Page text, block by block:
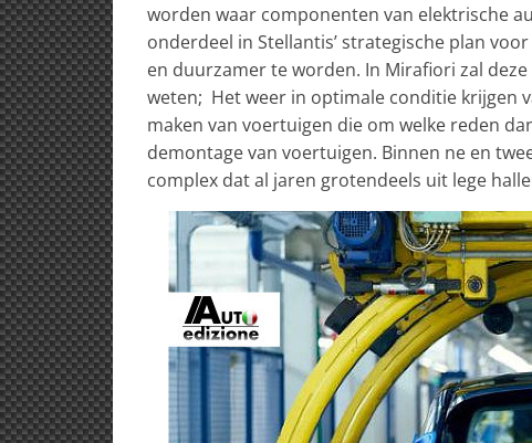
worden waar componenten van elektrische
onderdeel in Stellantis’ strategische plan
en duurzamer te worden. In Mirafiori zal
weten; Het weer in optimale conditie krijgen
maken van voertuigen die om welke reden
demontage van voertuigen. Binnen ne en
complex dat al jaren grotendeels uit lege